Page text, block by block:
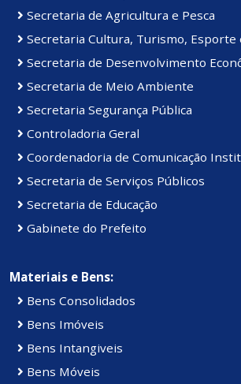
Secretaria de Agricultura e Pesca
Secretaria Cultura, Turismo, Esporte
Secretaria de Desenvolvimento
Secretaria de Meio Ambiente
Secretaria Segurança Pública
Controladoria Geral
Coordenadoria de Comunicação
Secretaria de Serviços Públicos
Secretaria de Educação
Gabinete do Prefeito
Materiais e Bens:
Bens Consolidados
Bens Imóveis
Bens Intangiveis
Bens Móveis